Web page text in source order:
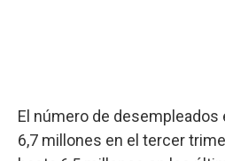
El número de desempleados
6,7 millones en el tercer